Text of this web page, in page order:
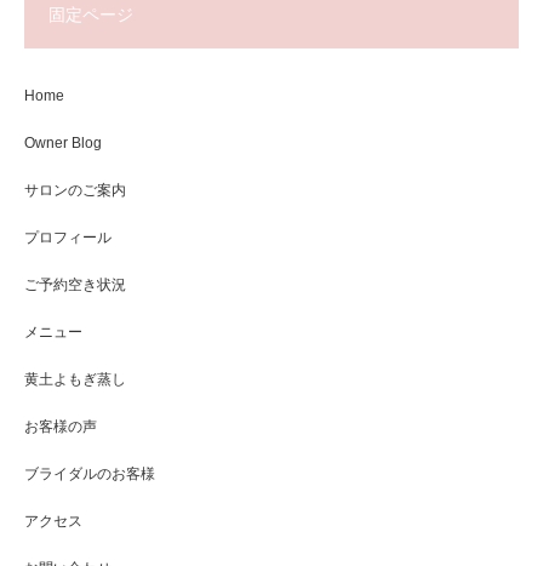
固定ページ
Home
Owner Blog
サロンのご案内
プロフィール
ご予約空き状況
メニュー
黄土よもぎ蒸し
お客様の声
ブライダルのお客様
アクセス